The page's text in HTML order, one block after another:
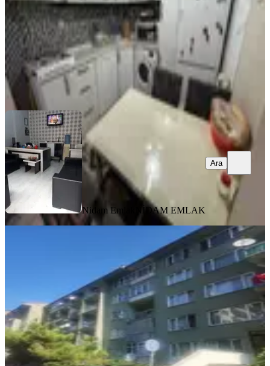
2.120.000 ₺
Nidam EmlakNİDAM EMLAK
Ara
Nidam Emlak NİDAM EMLAK
Ara
Çekirge Kat Mülkiyetli 3+1 Yüksek
Osmangazi, Çekirge Mahallesi
3+1· 120 m²·Düz Giriş (Zemin) ·08.08.2026
3.200.000 ₺
BURSA ULUSAL EMLAK SERKAN ŞENGÜL